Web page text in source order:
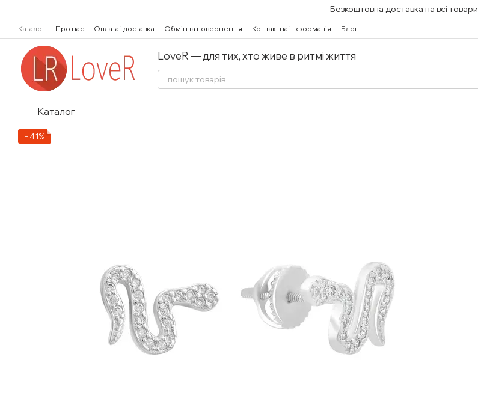
Безкоштовна доставка на всі товари
Каталог Про нас Оплата і доставка Обмін та повернення Контактна інформація Блог
LoveR — для тих, хто живе в ритмі життя
Каталог
−41%